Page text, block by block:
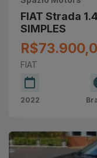
FIAT Strada
SIMPLES
FIAT
2022